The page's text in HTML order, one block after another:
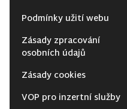
Podmínky užití webu
Zásady zpracování
osobních údajů
Zásady cookies
VOP pro inzertní služby